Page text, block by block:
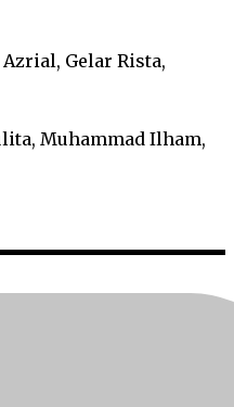
Gelar Rista,
Muhammad Ilham,